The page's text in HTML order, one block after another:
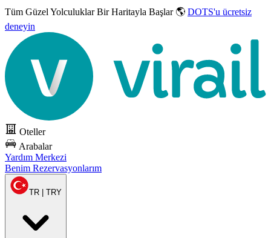
Tüm Güzel YolculuklarBir Haritayla Başlar 🌎 DOTS'u ücretsiz
deneyin
Oteller
Arabalar
Yardım Merkezi
Benim Rezervasyonlarım
TR | TRY